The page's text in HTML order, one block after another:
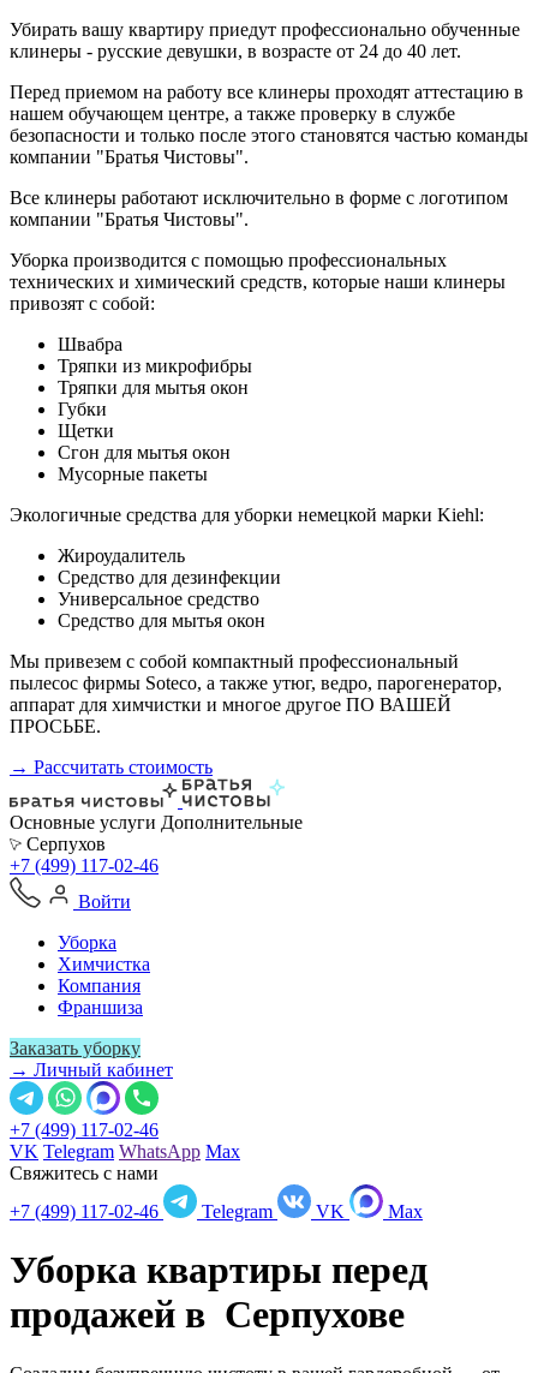
Убирать вашу квартиру приедут профессионально обученные
клинеры - русские девушки, в возрасте от 24 до 40 лет.
Перед приемом на работу все клинеры проходят аттестацию в
нашем обучающем центре, а также проверку в службе
безопасности и только после этого становятся частью команды
компании "Братья Чистовы".
Все клинеры работают исключительно в форме с логотипом
компании "Братья Чистовы".
Уборка производится с помощью профессиональных
технических и химический средств, которые наши клинеры
привозят с собой:
Швабра
Тряпки из микрофибры
Тряпки для мытья окон
Губки
Щетки
Сгон для мытья окон
Мусорные пакеты
Экологичные средства для уборки немецкой марки Kiehl:
Жироудалитель
Средство для дезинфекции
Универсальное средство
Средство для мытья окон
Мы привезем с собой компактный профессиональный
пылесос фирмы Soteco, а также утюг, ведро, парогенератор,
аппарат для химчистки и многое другое ПО ВАШЕЙ
ПРОСЬБЕ.
→ Рассчитать стоимость
Основные услуги Дополнительные
Серпухов
+7 (499) 117-02-46
Войти
Уборка
Химчистка
Компания
Франшиза
Заказать уборку
→ Личный кабинет
+7 (499) 117-02-46
VK Telegram WhatsApp Max
Свяжитесь с нами
+7 (499) 117-02-46
Telegram VK Max
Уборка квартиры перед
продажей в Серпухове